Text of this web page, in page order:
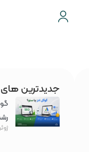
جدیدترین های
ژوئن 17,